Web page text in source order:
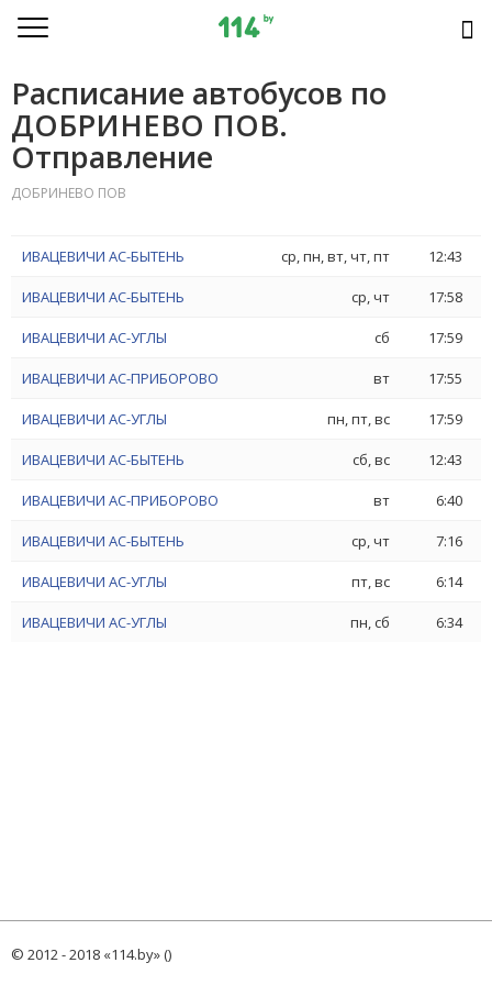
Расписание автобусов по
ДОБРИНЕВО ПОВ.
Отправление
ДОБРИНЕВО ПОВ
ИВАЦЕВИЧИ АС-БЫТЕНЬ ср, пн, вт, чт, пт 12:43
ИВАЦЕВИЧИ АС-БЫТЕНЬ ср, чт 17:58
ИВАЦЕВИЧИ АС-УГЛЫ сб 17:59
ИВАЦЕВИЧИ АС-ПРИБОРОВО вт 17:55
ИВАЦЕВИЧИ АС-УГЛЫ пн, пт, вс 17:59
ИВАЦЕВИЧИ АС-БЫТЕНЬ сб, вс 12:43
ИВАЦЕВИЧИ АС-ПРИБОРОВО вт 6:40
ИВАЦЕВИЧИ АС-БЫТЕНЬ ср, чт 7:16
ИВАЦЕВИЧИ АС-УГЛЫ пт, вс 6:14
ИВАЦЕВИЧИ АС-УГЛЫ пн, сб 6:34
© 2012 - 2018 «114.by» ()